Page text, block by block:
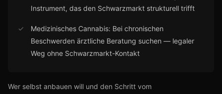
Instrument, das den Schwarzmarkt strukturell trifft
✓
Medizinisches Cannabis: Bei chronischen
Beschwerden ärztliche Beratung suchen — legaler
Weg ohne Schwarzmarkt-Kontakt
Wer selbst anbauen will und den Schritt vom